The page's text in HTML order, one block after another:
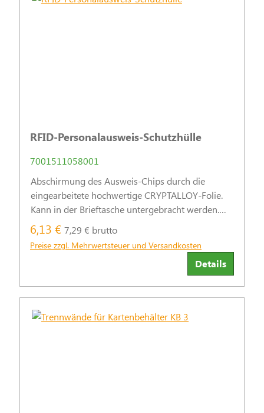
RFID-Personalausweis-Schutzhülle
7001511058001
Abschirmung des Ausweis-Chips durch die
eingearbeitete hochwertige CRYPTALLOY-Folie.
Kann in der Brieftasche untergebracht werden.
Außenmaß ca. 88 mm x 64 mm. Flexibles
Material, feuchtigkeitsbeständig und robust.
6,13 € 7,29 € brutto
Preise zzgl. Mehrwertsteuer und Versandkosten
Details